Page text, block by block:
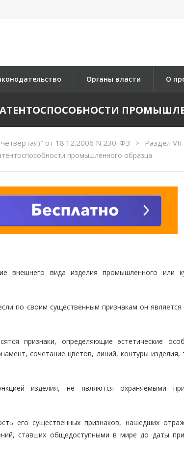
Органы власти О
от 18.12.2006 N 230-ФЗ > Раздел VII
промышленного образца
внешнего вида изделия промышленного или
по своим существенным признакам он
признаки, определяющие эстетические
сочетание цветов, линий, контуры изделия,
изделия, не являются охраняемыми
его существенных признаков, нашедших
ставших общедоступными в мире до даты